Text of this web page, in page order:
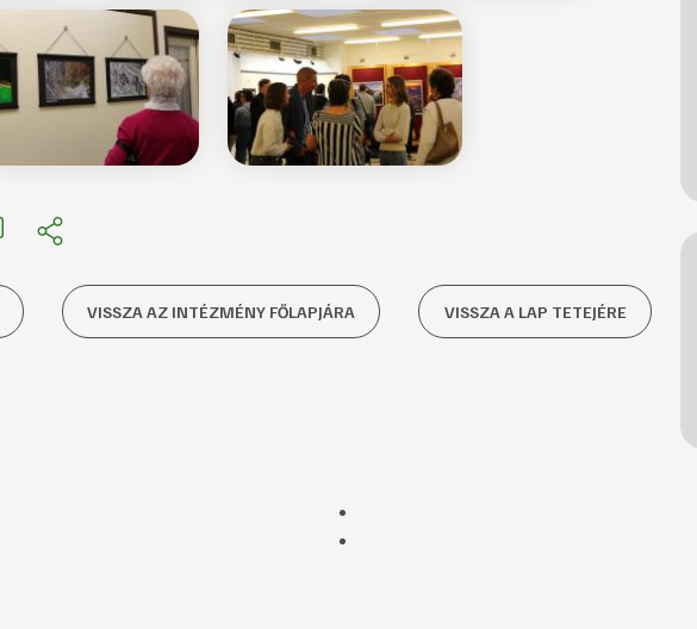
VISSZA AZ INTÉZMÉNY FŐLAPJÁRA VISSZA A LAP TETEJÉRE